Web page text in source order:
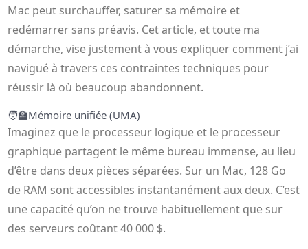
Mac peut surchauffer, saturer sa mémoire et
redémarrer sans préavis. Cet article, et toute ma
démarche, vise justement à vous expliquer comment j’ai
navigué à travers ces contraintes techniques pour
réussir là où beaucoup abandonnent.
🧑‍🏫Mémoire unifiée (UMA)
Imaginez que le processeur logique et le processeur
graphique partagent le même bureau immense, au lieu
d’être dans deux pièces séparées. Sur un Mac, 128 Go
de RAM sont accessibles instantanément aux deux. C’est
une capacité qu’on ne trouve habituellement que sur
des serveurs coûtant 40 000 $.